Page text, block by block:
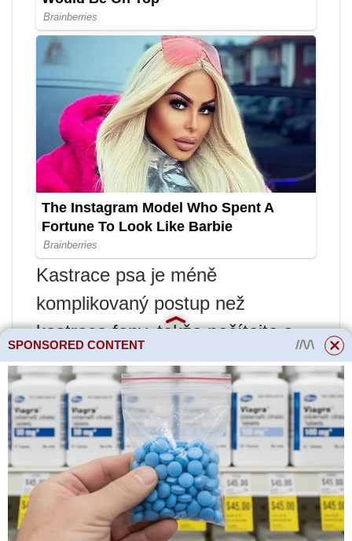
Kastrace psa je méně
komplikovaný postup než
kastrace feny, takže počítejte s
tím, že zaplatíte méně a budete
mít kratší dobu zotavení.
Výhodou kastrace nebo kastrace
vašeho psa je, že snižuje jakékoli
agresivní chování a může pomoci
prodloužit životnost vašeho psa,
protože je známo, že tyto
SPONSORED CONTENT